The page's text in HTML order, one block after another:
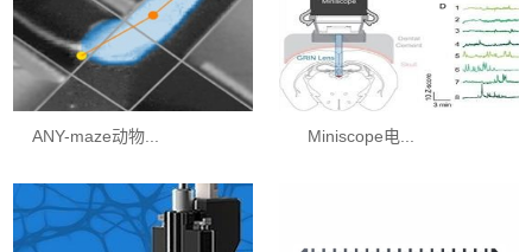
ANY-maze动物... Miniscope电...